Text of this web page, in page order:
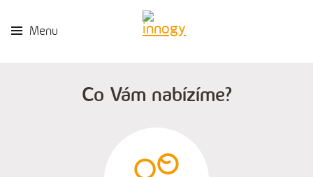
Menu
Co Vám nabízíme?